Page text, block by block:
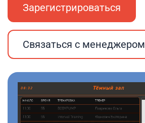
Зарегистрироваться
Связаться с менеджером